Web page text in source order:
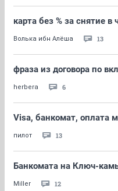
карта без % за снятие
Волька ибн Алёша 13
фраза из договора по
herbera 6
Visa, банкомат, оплата
пилот 13
Банкомата на Ключ-
Miller 12